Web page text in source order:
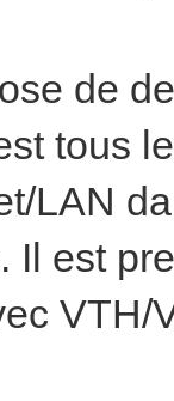
de
tous
LAN
Il est
VTH/